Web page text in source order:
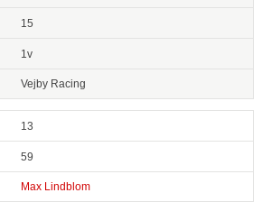
15
1v
Vejby Racing
13
59
Max Lindblom